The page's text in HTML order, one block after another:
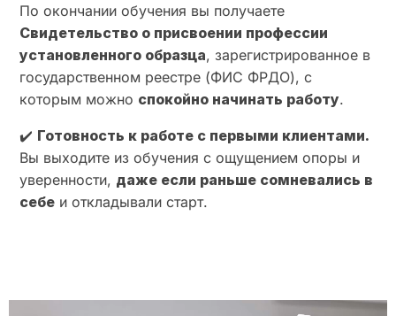
По окончании обучения вы получаете
Свидетельство о присвоении профессии
установленного образца, зарегистрированное в
государственном реестре (ФИС ФРДО), с
которым можно спокойно начинать работу.
✔️ Готовность к работе с первыми клиентами.
Вы выходите из обучения с ощущением опоры и
уверенности, даже если раньше сомневались в
себе и откладывали старт.